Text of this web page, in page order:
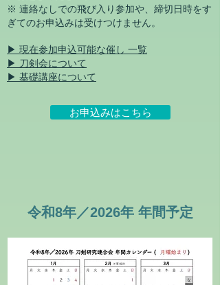
​※ 連絡なしでの飛び入り参加や、締切日時をす
ぎてのお申込みは受けつけません。​
▶ 現在参加申込可能な催し 一覧
▶ 刀剣会について
▶ 基礎講座について
お申込みはこちら
令和8年／2026年 年間予定